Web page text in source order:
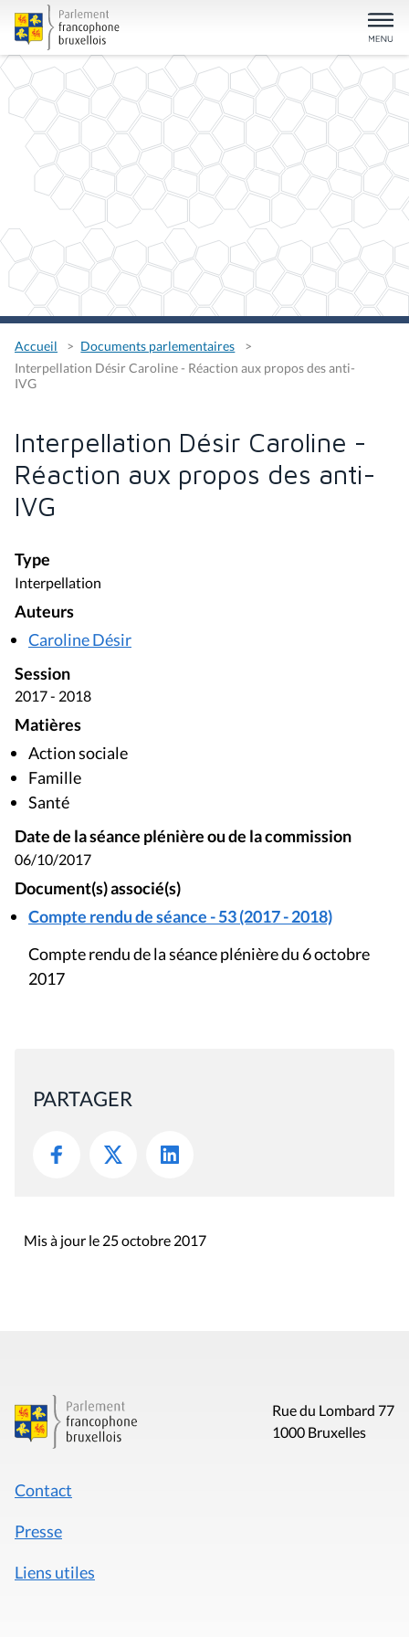
Accueil
Documents parlementaires
Interpellation Désir Caroline - Réaction aux propos des anti-
IVG
Interpellation Désir Caroline -
Réaction aux propos des anti-
IVG
Type
Interpellation
Auteurs
Caroline Désir
Session
2017 - 2018
Matières
Action sociale
Famille
Santé
Date de la séance plénière ou de la commission
06/10/2017
Document(s) associé(s)
Compte rendu de séance - 53 (2017 - 2018)
Compte rendu de la séance plénière du 6 octobre
2017
PARTAGER
Mis à jour le 25 octobre 2017
Rue du Lombard 77
1000 Bruxelles
Contact
Presse
Liens utiles